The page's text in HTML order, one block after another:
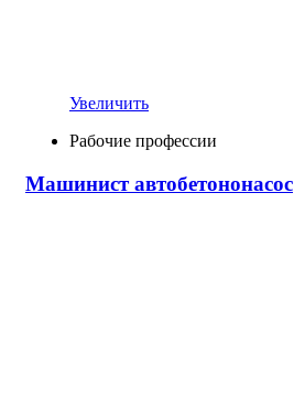
Увеличить
Рабочие профессии
Машинист автобетононасос